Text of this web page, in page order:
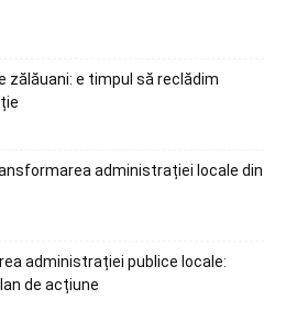
zălăuani: e timpul să reclădim
administrației locale din
administrației publice locale:
de acțiune